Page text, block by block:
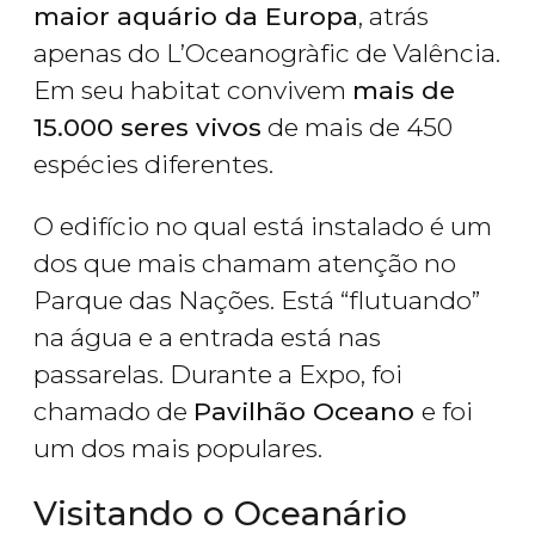
maior aquário da Europa, atrás
apenas do L’Oceanogràfic de Valência.
Em seu habitat convivem mais de
15.000 seres vivos de mais de 450
espécies diferentes.
O edifício no qual está instalado é um
dos que mais chamam atenção no
Parque das Nações. Está “flutuando”
na água e a entrada está nas
passarelas. Durante a Expo, foi
chamado de Pavilhão Oceano e foi
um dos mais populares.
Visitando o Oceanário